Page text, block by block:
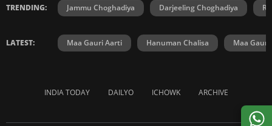
TRENDING: Jammu Choghadiya Darjeeling Choghadiya
LATEST: Maa Gauri Aarti Hanuman Chalisa Maa Gauri
INDIA TODAY DAILYO ICHOWK ARCHIVE